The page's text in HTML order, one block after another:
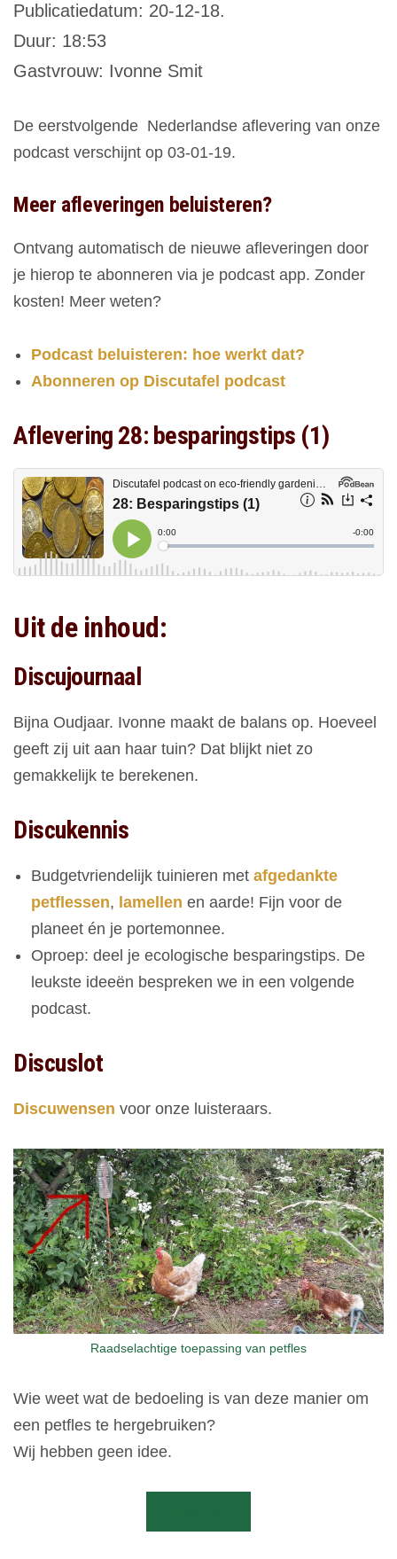
Publicatiedatum: 20-12-18.
Duur: 18:53
Gastvrouw: Ivonne Smit
De eerstvolgende Nederlandse aflevering van onze
podcast verschijnt op 03-01-19.
Meer afleveringen beluisteren?
Ontvang automatisch de nieuwe afleveringen door
je hierop te abonneren via je podcast app. Zonder
kosten! Meer weten?
Podcast beluisteren: hoe werkt dat?
Abonneren op Discutafel podcast
Aflevering 28: besparingstips (1)
Uit de inhoud:
Discujournaal
Bijna Oudjaar. Ivonne maakt de balans op. Hoeveel
geeft zij uit aan haar tuin? Dat blijkt niet zo
gemakkelijk te berekenen.
Discukennis
Budgetvriendelijk tuinieren met afgedankte
petflessen, lamellen en aarde! Fijn voor de
planeet én je portemonnee.
Oproep: deel je ecologische besparingstips. De
leukste ideeën bespreken we in een volgende
podcast.
Discuslot
Discuwensen voor onze luisteraars.
Raadselachtige toepassing van petfles
Wie weet wat de bedoeling is van deze manier om
een petfles te hergebruiken?
Wij hebben geen idee.